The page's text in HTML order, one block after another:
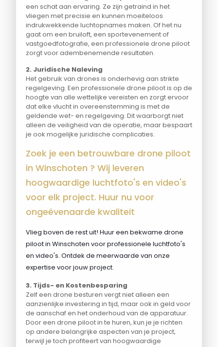
een schat aan ervaring. Ze zijn getraind in het
vliegen met precisie en kunnen moeiteloos
indrukwekkende luchtopnames maken. Of het nu
gaat om een bruiloft, een sportevenement of
vastgoedfotografie, een professionele drone piloot
zorgt voor adembenemende resultaten.
2. Juridische Naleving
Het gebruik van drones is onderhevig aan strikte
regelgeving. Een professionele drone piloot is op de
hoogte van alle wettelijke vereisten en zorgt ervoor
dat elke vlucht in overeenstemming is met de
geldende wet- en regelgeving. Dit waarborgt niet
alleen de veiligheid van de operatie, maar bespaart
je ook mogelijke juridische complicaties.
Zoek je een betrouwbare drone piloot
in Winschoten ? Wij leveren
hoogwaardige luchtfoto's en video's
voor elk project. Huur nu voor
ongeëvenaarde kwaliteit
Vlieg boven de rest uit! Huur een bekwame drone
piloot in Winschoten voor professionele luchtfoto's
en video's. Ontdek de meerwaarde van onze
expertise voor jouw project.
3. Tijds- en Kostenbesparing
Zelf een drone besturen vergt niet alleen een
aanzienlijke investering in tijd, maar ook in geld voor
de aanschaf en het onderhoud van de apparatuur.
Door een drone piloot in te huren, kun je je richten
op andere belangrijke aspecten van je project,
terwijl je toch profiteert van hoogwaardige